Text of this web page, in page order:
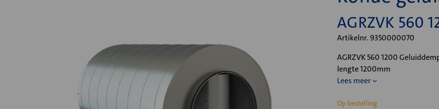
AGRZVK 560
Artikelnr. 9350000070
AGRZVK 560 1200
lengte 1200mm
Lees meer
Huidige
Op bestelling